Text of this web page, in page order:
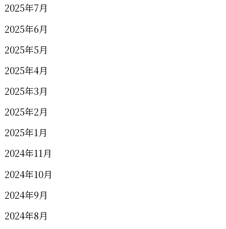
2025年7月
2025年6月
2025年5月
2025年4月
2025年3月
2025年2月
2025年1月
2024年11月
2024年10月
2024年9月
2024年8月